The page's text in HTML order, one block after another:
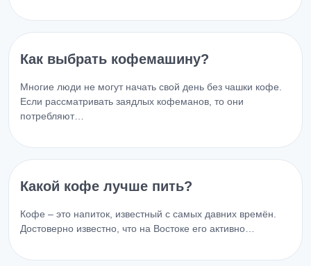
Как выбрать кофемашину?
Многие люди не могут начать свой день без чашки кофе.
Если рассматривать заядлых кофеманов, то они
потребляют…
Какой кофе лучше пить?
Кофе – это напиток, известный с самых давних времён.
Достоверно известно, что на Востоке его активно…